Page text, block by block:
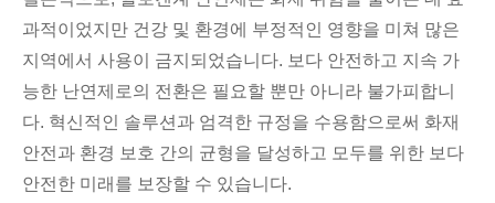
과적이었지만 건강 및 환경에 부정적인 영향을 미쳐 많은
지역에서 사용이 금지되었습니다. 보다 안전하고 지속 가
능한 난연제로의 전환은 필요할 뿐만 아니라 불가피합니
다. 혁신적인 솔루션과 엄격한 규정을 수용함으로써 화재
안전과 환경 보호 간의 균형을 달성하고 모두를 위한 보다
안전한 미래를 보장할 수 있습니다.